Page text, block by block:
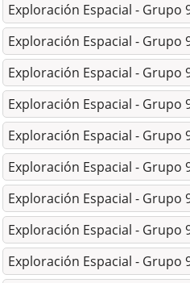
Exploración Espacial - Grupo
Exploración Espacial - Grupo
Exploración Espacial - Grupo
Exploración Espacial - Grupo
Exploración Espacial - Grupo
Exploración Espacial - Grupo
Exploración Espacial - Grupo
Exploración Espacial - Grupo
Exploración Espacial - Grupo